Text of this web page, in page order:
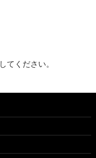
してください。